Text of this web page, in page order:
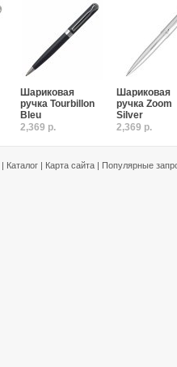
Шариковая
ручка Tourbillon
Bleu
2,369 р.
Шариковая
ручка Zoom
Silver
2,369 р.
| Каталог | Карта сайта | Популярные